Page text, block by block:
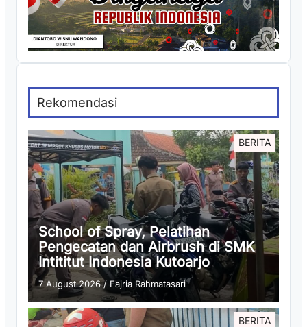
Rekomendasi
BERITA
School of Spray, Pelatihan
Pengecatan dan Airbrush di SMK
Intititut Indonesia Kutoarjo
7 August 2026/ Fajria Rahmatasari
BERITA